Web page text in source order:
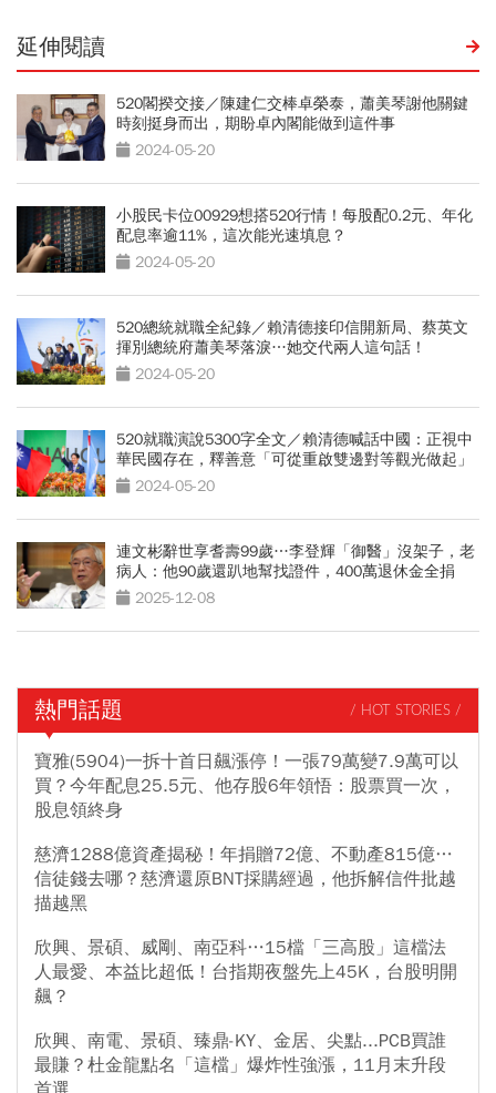
延伸閱讀
520閣揆交接／陳建仁交棒卓榮泰，蕭美琴謝他關鍵
時刻挺身而出，期盼卓內閣能做到這件事
2024-05-20
小股民卡位00929想搭520行情！每股配0.2元、年化
配息率逾11%，這次能光速填息？
2024-05-20
520總統就職全紀錄／賴清德接印信開新局、蔡英文
揮別總統府蕭美琴落淚…她交代兩人這句話！
2024-05-20
520就職演說5300字全文／賴清德喊話中國：正視中
華民國存在，釋善意「可從重啟雙邊對等觀光做起」
2024-05-20
連文彬辭世享耆壽99歲…李登輝「御醫」沒架子，老
病人：他90歲還趴地幫找證件，400萬退休金全捐
2025-12-08
熱門話題 / HOT STORIES /
寶雅(5904)一拆十首日飆漲停！一張79萬變7.9萬可以
買？今年配息25.5元、他存股6年領悟：股票買一次，
股息領終身
慈濟1288億資產揭秘！年捐贈72億、不動產815億…
信徒錢去哪？慈濟還原BNT採購經過，他拆解信件批越
描越黑
欣興、景碩、威剛、南亞科…15檔「三高股」這檔法
人最愛、本益比超低！台指期夜盤先上45K，台股明開
飆？
欣興、南電、景碩、臻鼎-KY、金居、尖點...PCB買誰
最賺？杜金龍點名「這檔」爆炸性強漲，11月末升段